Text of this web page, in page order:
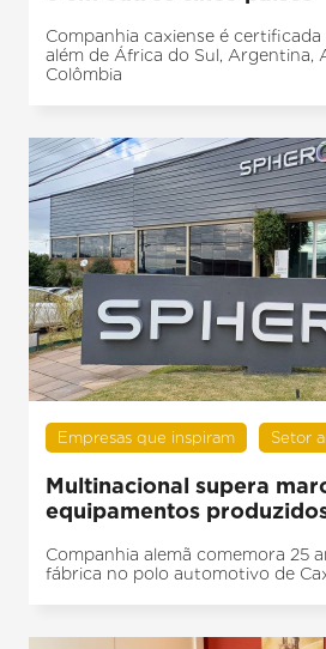
Companhia caxiense é certificada
além de África do Sul, Argentina,
Colômbia
Empresas que inspiram Setor
Multinacional supera
equipamentos
Companhia alemã comemora 25
fábrica no polo automotivo de